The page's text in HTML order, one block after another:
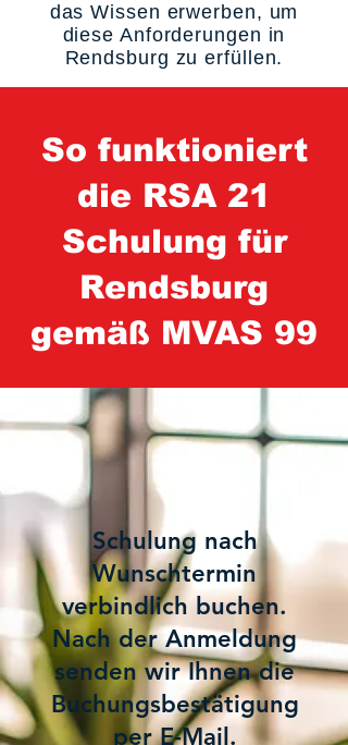
das Wissen erwerben, um
diese Anforderungen in
Rendsburg zu erfüllen.
So funktioniert
die RSA 21
Schulung für
Rendsburg
gemäß MVAS 99
Schulung nach
Wunschtermin
verbindlich buchen.
Nach der Anmeldung
senden wir Ihnen die
Buchungsbestätigung
per E-Mail.